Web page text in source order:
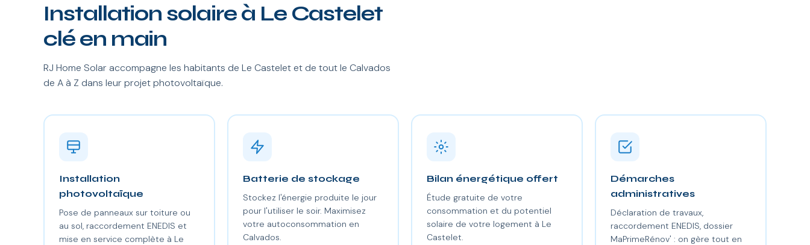
Installation solaire à Le Castelet
clé en main
RJ Home Solar accompagne les habitants de Le Castelet et de tout le Calvados
de A à Z dans leur projet photovoltaïque.
Installation
photovoltaïque
Pose de panneaux sur toiture ou
au sol, raccordement ENEDIS et
mise en service complète à Le
Batterie de stockage
Stockez l'énergie produite le jour
pour l'utiliser le soir. Maximisez
votre autoconsommation en
Calvados.
Bilan énergétique offert
Étude gratuite de votre
consommation et du potentiel
solaire de votre logement à Le
Castelet.
Démarches
administratives
Déclaration de travaux,
raccordement ENEDIS, dossier
MaPrimeRénov' : on gère tout en